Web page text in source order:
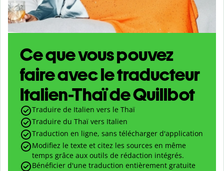
Ce que vous pouvez
faire avec le traducteur
Italien-Thaï de Quillbot
Traduire de Italien vers le Thaï
Traduire du Thaï vers Italien
Traduction en ligne, sans télécharger d'application
Modifiez le texte et citez les sources en même
temps grâce aux outils de rédaction intégrés.
Bénéficier d'une traduction entièrement gratuite